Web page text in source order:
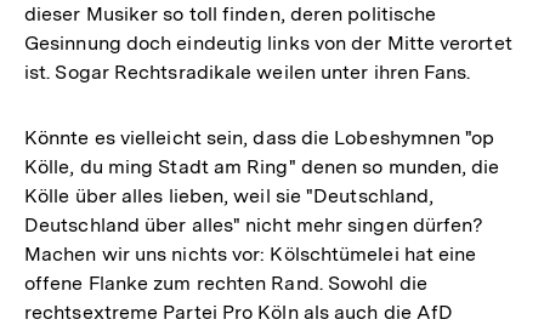
dieser Musiker so toll finden, deren politische
Gesinnung doch eindeutig links von der Mitte verortet
ist. Sogar Rechtsradikale weilen unter ihren Fans.
Könnte es vielleicht sein, dass die Lobeshymnen "op
Kölle, du ming Stadt am Ring" denen so munden, die
Kölle über alles lieben, weil sie "Deutschland,
Deutschland über alles" nicht mehr singen dürfen?
Machen wir uns nichts vor: Kölschtümelei hat eine
offene Flanke zum rechten Rand. Sowohl die
rechtsextreme Partei Pro Köln als auch die AfD